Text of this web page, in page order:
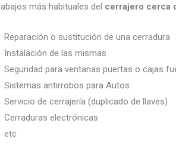
más habituales del cerrajero
Reparación o sustitución de una cerradura
Instalación de las mismas
Seguridad para ventanas puertas o cajas
Sistemas antirrobos para Autos
Servicio de cerrajería (duplicado de llaves)
Cerraduras electrónicas
etc